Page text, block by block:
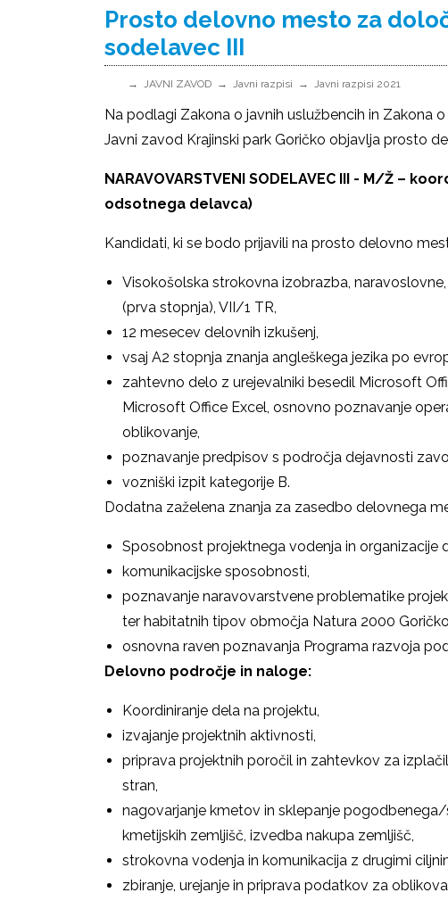
Prosto delovno mesto za
sodelavec III
JAVNI ZAVOD Javni razpisi Javni razpisi 2021
Na podlagi Zakona o javnih uslužbencih in Zakona
Javni zavod Krajinski park Goričko objavlja prosto
NARAVOVARSTVENI SODELAVEC III - M/Ž –
odsotnega delavca)
Kandidati, ki se bodo prijavili na prosto delovno
Visokošolska strokovna izobrazba,
(prva stopnja), VII/1 TR,
12 mesecev delovnih izkušenj,
vsaj A2 stopnja znanja angleškega jezika po
zahtevno delo z urejevalniki besedil Microsoft
Microsoft Office Excel, osnovno poznavanje
oblikovanje,
poznavanje predpisov s področja dejavnosti
vozniški izpit kategorije B.
Dodatna zaželena znanja za zasedbo delovnega
Sposobnost projektnega vodenja in organizacije
komunikacijske sposobnosti,
poznavanje naravovarstvene problematike
ter habitatnih tipov območja Natura 2000
osnovna raven poznavanja Programa razvoja
Delovno področje in naloge:
Koordiniranje dela na projektu,
izvajanje projektnih aktivnosti,
priprava projektnih poročil in zahtevkov za
stran,
nagovarjanje kmetov in sklepanje
kmetijskih zemljišč, izvedba nakupa zemljišč,
strokovna vodenja in komunikacija z drugimi
zbiranje, urejanje in priprava podatkov za